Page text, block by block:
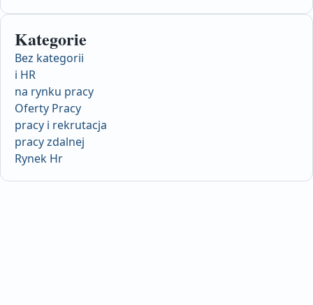
Kategorie
Bez kategorii
i HR
na rynku pracy
Oferty Pracy
pracy i rekrutacja
pracy zdalnej
Rynek Hr